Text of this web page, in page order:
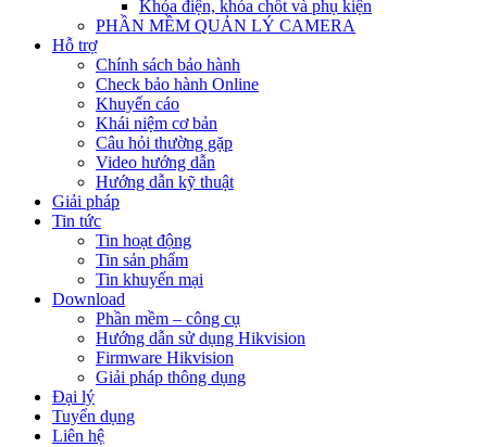
Khóa điện, khóa chốt và phụ kiện
PHẦN MỀM QUẢN LÝ CAMERA
Hỗ trợ
Chính sách bảo hành
Check bảo hành Online
Khuyến cáo
Khái niệm cơ bản
Câu hỏi thường gặp
Video hướng dẫn
Hướng dẫn kỹ thuật
Giải pháp
Tin tức
Tin hoạt động
Tin sản phẩm
Tin khuyến mại
Download
Phần mềm – công cụ
Hướng dẫn sử dụng Hikvision
Firmware Hikvision
Giải pháp thông dụng
Đại lý
Tuyển dụng
Liên hệ